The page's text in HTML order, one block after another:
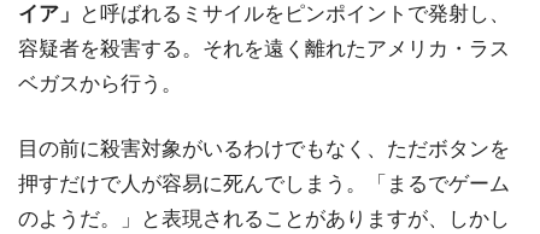
イア」
と呼ばれるミサイルをピンポイントで発射し、
容疑者を殺害する。それを遠く離れたアメリカ・ラス
ベガスから行う。
目の前に殺害対象がいるわけでもなく、ただボタンを
押すだけで人が容易に死んでしまう。「まるでゲーム
のようだ。」と表現されることがありますが、しかし